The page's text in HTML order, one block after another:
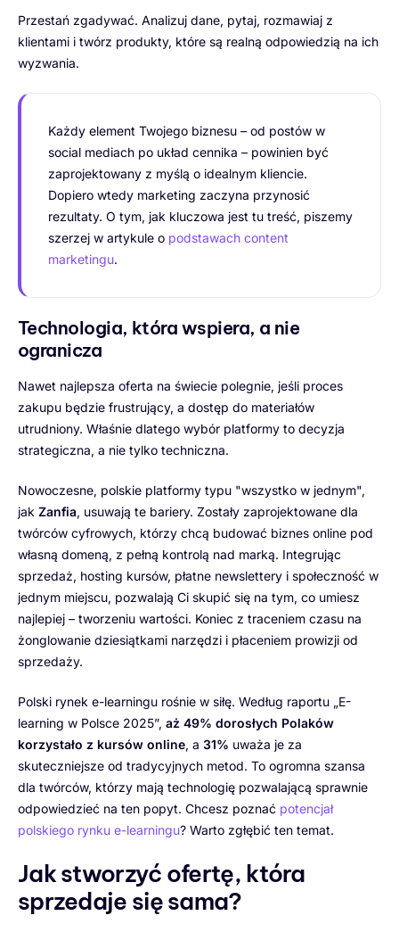
Przestań zgadywać. Analizuj dane, pytaj, rozmawiaj z
klientami i twórz produkty, które są realną odpowiedzią na ich
wyzwania.
Każdy element Twojego biznesu – od postów w
social mediach po układ cennika – powinien być
zaprojektowany z myślą o idealnym kliencie.
Dopiero wtedy marketing zaczyna przynosić
rezultaty. O tym, jak kluczowa jest tu treść, piszemy
szerzej w artykule o podstawach content
marketingu.
Technologia, która wspiera, a nie
ogranicza
Nawet najlepsza oferta na świecie polegnie, jeśli proces
zakupu będzie frustrujący, a dostęp do materiałów
utrudniony. Właśnie dlatego wybór platformy to decyzja
strategiczna, a nie tylko techniczna.
Nowoczesne, polskie platformy typu "wszystko w jednym",
jak Zanfia, usuwają te bariery. Zostały zaprojektowane dla
twórców cyfrowych, którzy chcą budować biznes online pod
własną domeną, z pełną kontrolą nad marką. Integrując
sprzedaż, hosting kursów, płatne newslettery i społeczność w
jednym miejscu, pozwalają Ci skupić się na tym, co umiesz
najlepiej – tworzeniu wartości. Koniec z traceniem czasu na
żonglowanie dziesiątkami narzędzi i płaceniem prowizji od
sprzedaży.
Polski rynek e-learningu rośnie w siłę. Według raportu „E-
learning w Polsce 2025”, aż 49% dorosłych Polaków
korzystało z kursów online, a 31% uważa je za
skuteczniejsze od tradycyjnych metod. To ogromna szansa
dla twórców, którzy mają technologię pozwalającą sprawnie
odpowiedzieć na ten popyt. Chcesz poznać potencjał
polskiego rynku e-learningu? Warto zgłębić ten temat.
Jak stworzyć ofertę, która
sprzedaje się sama?